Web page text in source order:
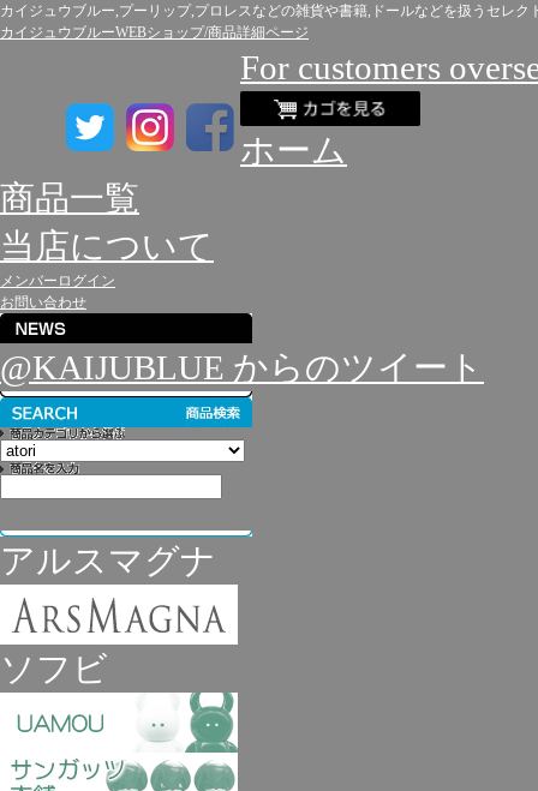
カイジュウブルー,プーリップ,プロレスなどの雑貨や書籍,ドールなどを扱うセレク
カイジュウブルーWEBショップ/商品詳細ページ
For customers
ホーム
商品一覧
当店について
メンバーログイン
お問い合わせ
@KAIJUBLUE からのツイート
アルスマグナ
ソフビ